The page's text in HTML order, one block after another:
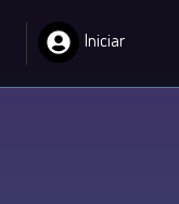
Iniciar